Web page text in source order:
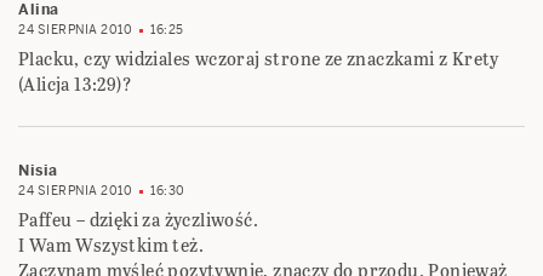
Alina
24 SIERPNIA 2010 16:25
Placku, czy widziales wczoraj strone ze znaczkami z Krety
(Alicja 13:29)?
Nisia
24 SIERPNIA 2010 16:30
Paffeu – dzięki za życzliwość.
I Wam Wszystkim też.
Zaczynam myśleć pozytywnie, znaczy do przodu. Ponieważ